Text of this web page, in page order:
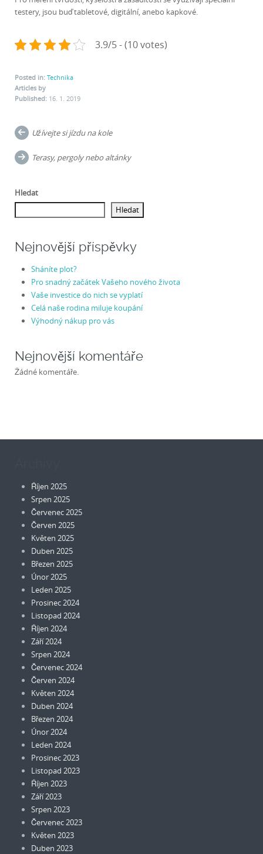
testery, jsou buď tabletové, digitální, anebo kapkové.
3.9/5 - (10 votes)
Posted in: Technika
Articles by
Published: 16. 1. 2019
Post
navigation
Užívejte si jízdu na kole
Terasy, pergoly nebo altánky
Hledat
Hledat
Nejnovější příspěvky
Sháníte plot?
Pro snadný začátek Vašeho nového života
Vaše investice do nich se vyplatí
Celá naše rodina miluje koupání
Výhodný nákup pro vás
Nejnovější komentáře
Žádné komentáře.
Říjen 2025
Srpen 2025
Červenec 2025
Červen 2025
Květen 2025
Duben 2025
Březen 2025
Únor 2025
Leden 2025
Prosinec 2024
Listopad 2024
Říjen 2024
Září 2024
Srpen 2024
Červenec 2024
Červen 2024
Květen 2024
Duben 2024
Březen 2024
Únor 2024
Leden 2024
Prosinec 2023
Listopad 2023
Říjen 2023
Září 2023
Srpen 2023
Červenec 2023
Květen 2023
Duben 2023